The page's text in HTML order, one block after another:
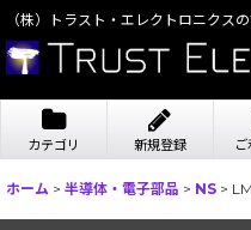
（株）トラスト・エレクトロニクス
カテゴリ 新規登録
ホーム > 半導体・電子部品 > NS >